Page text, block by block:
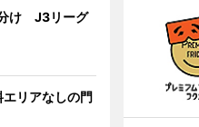
け J3リーグ
リアなしの門